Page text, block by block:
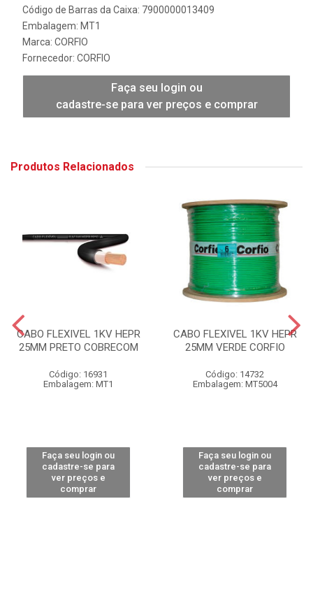
Código de Barras da Caixa: 7900000013409
Embalagem: MT1
Marca: CORFIO
Fornecedor: CORFIO
Faça seu login ou
cadastre-se para ver preços e comprar
Produtos Relacionados
CABO FLEXIVEL 1KV HEPR
25MM PRETO COBRECOM
Código: 16931
Embalagem: MT1
Faça seu login ou
cadastre-se para
ver preços e
comprar
CABO FLEXIVEL 1KV HEPR
25MM VERDE CORFIO
Código: 14732
Embalagem: MT5004
Faça seu login ou
cadastre-se para
ver preços e
comprar